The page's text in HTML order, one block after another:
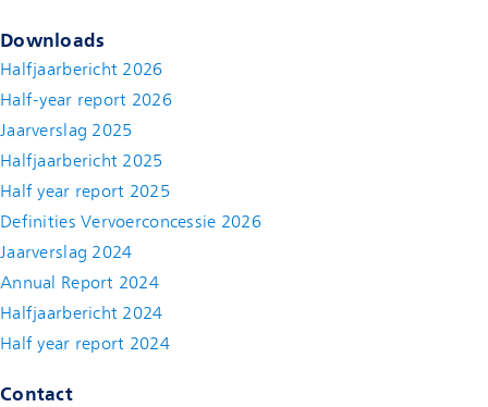
Downloads
Halfjaarbericht 2026
Half-year report 2026
Jaarverslag 2025
Halfjaarbericht 2025
Half year report 2025
Definities Vervoerconcessie 2026
Jaarverslag 2024
Annual Report 2024
Halfjaarbericht 2024
Half year report 2024(new window)
Contact